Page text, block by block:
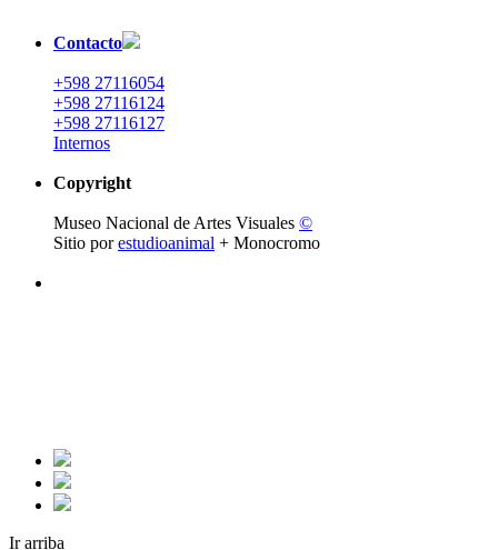
Contacto
+598 27116054
+598 27116124
+598 27116127
Internos
Copyright
Museo Nacional de Artes Visuales ©
Sitio porestudioanimal + Monocromo
Ir arriba